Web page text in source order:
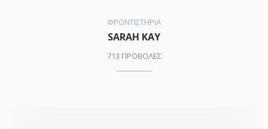
ΦΡΟΝΤΙΣΤΗΡΙΑ
SARAH KAY
713 ΠΡΟΒΟΛΕΣ